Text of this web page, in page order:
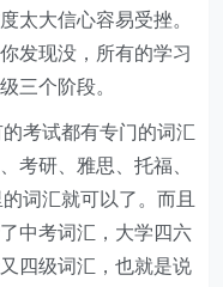
太大信心容易受挫。
发现没，所有的学习
三个阶段。
考试都有专门的词汇
考研、雅思、托福、
词汇就可以了。而且
中考词汇，大学四六
四级词汇，也就是说